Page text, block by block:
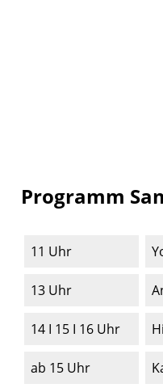
Programm
11 Uhr
13 Uhr
14 I 15 I 16 Uhr
ab 15 Uhr